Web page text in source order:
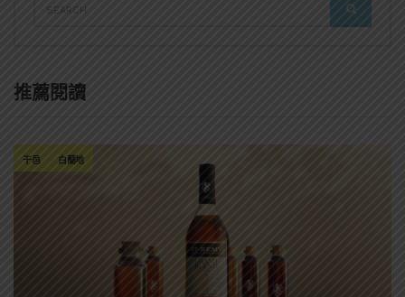
FOR:
推薦閱讀
干邑 白蘭地